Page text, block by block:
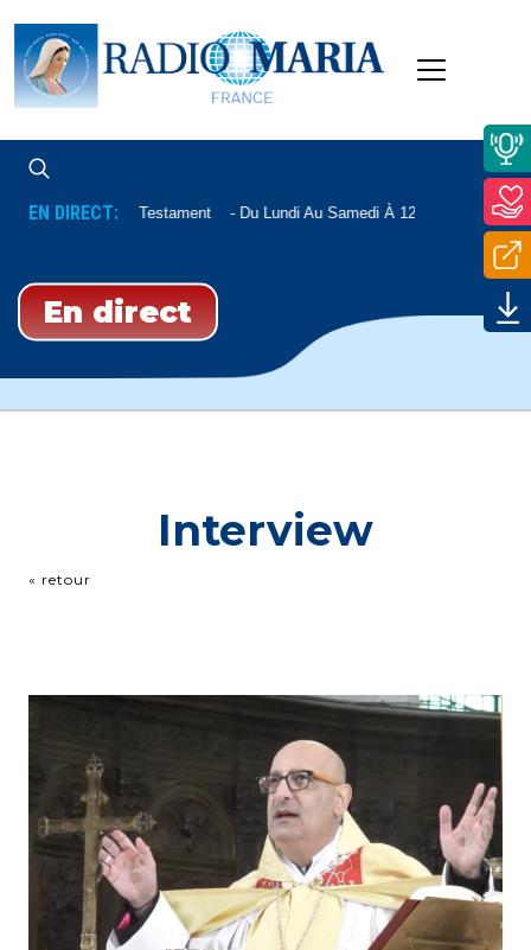
EN DIRECT:Nouveau Testament Du Lundi Au Samedi À 12h15, Le Mardi À
En direct
Interview
« retour